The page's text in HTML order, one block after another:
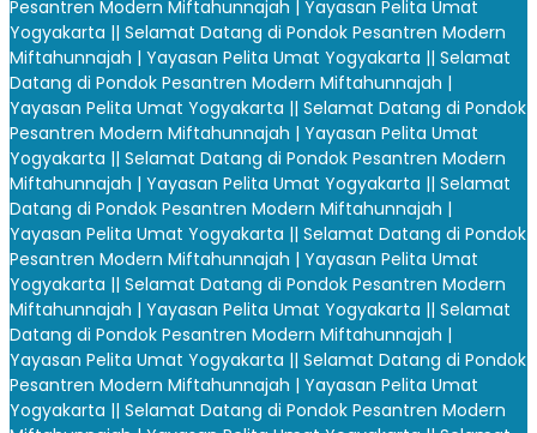
Pesantren Modern Miftahunnajah | Yayasan Pelita Umat
Yogyakarta || Selamat Datang di Pondok Pesantren Modern
Miftahunnajah | Yayasan Pelita Umat Yogyakarta || Selamat
Datang di Pondok Pesantren Modern Miftahunnajah |
Yayasan Pelita Umat Yogyakarta || Selamat Datang di Pondok
Pesantren Modern Miftahunnajah | Yayasan Pelita Umat
Yogyakarta || Selamat Datang di Pondok Pesantren Modern
Miftahunnajah | Yayasan Pelita Umat Yogyakarta || Selamat
Datang di Pondok Pesantren Modern Miftahunnajah |
Yayasan Pelita Umat Yogyakarta || Selamat Datang di Pondok
Pesantren Modern Miftahunnajah | Yayasan Pelita Umat
Yogyakarta || Selamat Datang di Pondok Pesantren Modern
Miftahunnajah | Yayasan Pelita Umat Yogyakarta || Selamat
Datang di Pondok Pesantren Modern Miftahunnajah |
Yayasan Pelita Umat Yogyakarta || Selamat Datang di Pondok
Pesantren Modern Miftahunnajah | Yayasan Pelita Umat
Yogyakarta || Selamat Datang di Pondok Pesantren Modern